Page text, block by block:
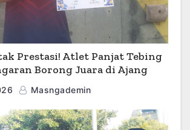
Prestasi! Atlet Panjat Tebing
Borong Juara di Ajang
Masngademin